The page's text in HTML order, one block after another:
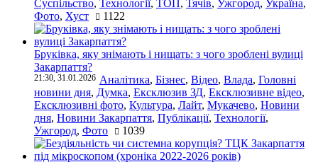
Суспільство, Технології, ТОП, Тячів, Ужгород, Україна,
Фото, Хуст 1122
Бруківка, яку знімають і нищать: з чого зроблені вулиці
Закарпаття?
21:30, 31.01.2026 Аналітика, Бізнес, Відео, Влада, Головні
новини дня, Думка, Ексклюзив ЗД, Ексклюзивне відео,
Ексклюзивні фото, Культура, Лайт, Мукачево, Новини
дня, Новини Закарпаття, Публікації, Технології,
Ужгород, Фото 1039